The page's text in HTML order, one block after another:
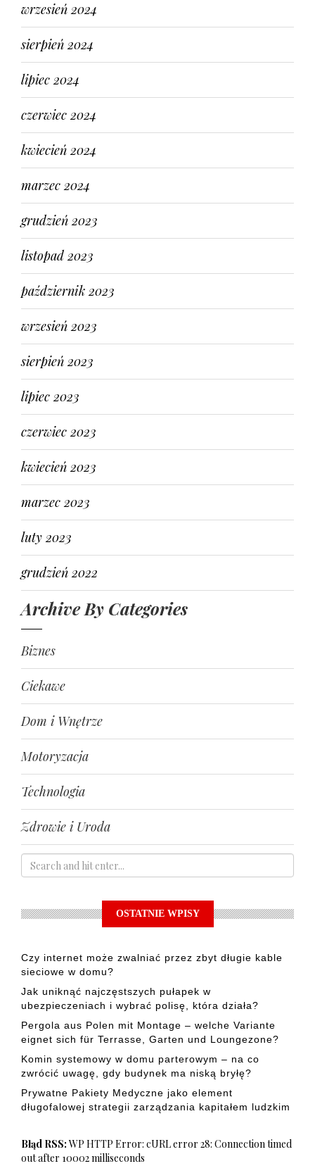
wrzesień 2024
sierpień 2024
lipiec 2024
czerwiec 2024
kwiecień 2024
marzec 2024
grudzień 2023
listopad 2023
październik 2023
wrzesień 2023
sierpień 2023
lipiec 2023
czerwiec 2023
kwiecień 2023
marzec 2023
luty 2023
grudzień 2022
Archive By Categories
Biznes
Ciekawe
Dom i Wnętrze
Motoryzacja
Technologia
Zdrowie i Uroda
OSTATNIE WPISY
Czy internet może zwalniać przez zbyt długie kable
sieciowe w domu?
Jak uniknąć najczęstszych pułapek w
ubezpieczeniach i wybrać polisę, która działa?
Pergola aus Polen mit Montage – welche Variante
eignet sich für Terrasse, Garten und Loungezone?
Komin systemowy w domu parterowym – na co
zwrócić uwagę, gdy budynek ma niską bryłę?
Prywatne Pakiety Medyczne jako element
długofalowej strategii zarządzania kapitałem ludzkim
Błąd RSS:WP HTTP Error: cURL error 28: Connection timed
out after 10002 milliseconds